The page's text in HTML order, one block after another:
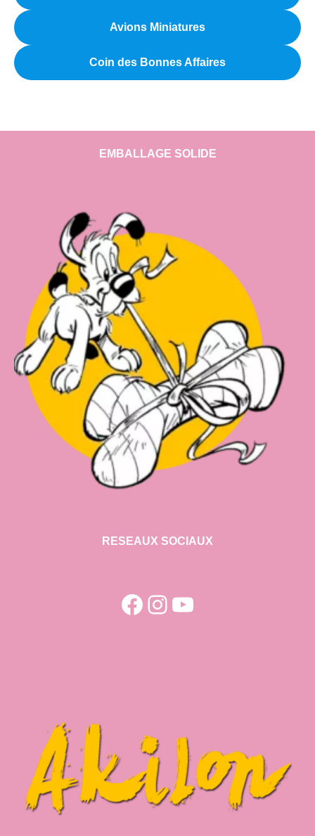
Avions Miniatures
Coin des Bonnes Affaires
EMBALLAGE SOLIDE
RESEAUX SOCIAUX
Facebook
Instagram
YouTube